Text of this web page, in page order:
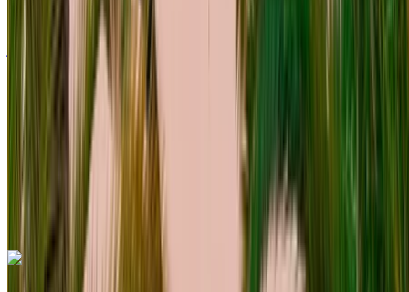
درهم مغربي 2200
غير محدود
درهم مغربي 51,000
6000 كيلومتر
التأمين مشمول
ناقل حركة أوتوماتيكي
توصيل مجاني
الرباط-سلا الدولي, الرباط
مطار الرباط-سلا الدولي,
الواتساب
هل تعجبك السيارة المعروضة؟ اكتشف المزيد